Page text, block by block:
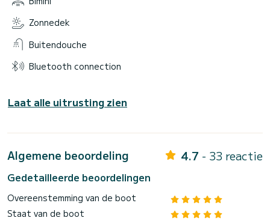
Zonnedek
Buitendouche
Bluetooth connection
Laat alle uitrusting zien
Algemene beoordeling 4.7 - 33 reactie
Gedetailleerde beoordelingen
Overeenstemming van de boot
Staat van de boot